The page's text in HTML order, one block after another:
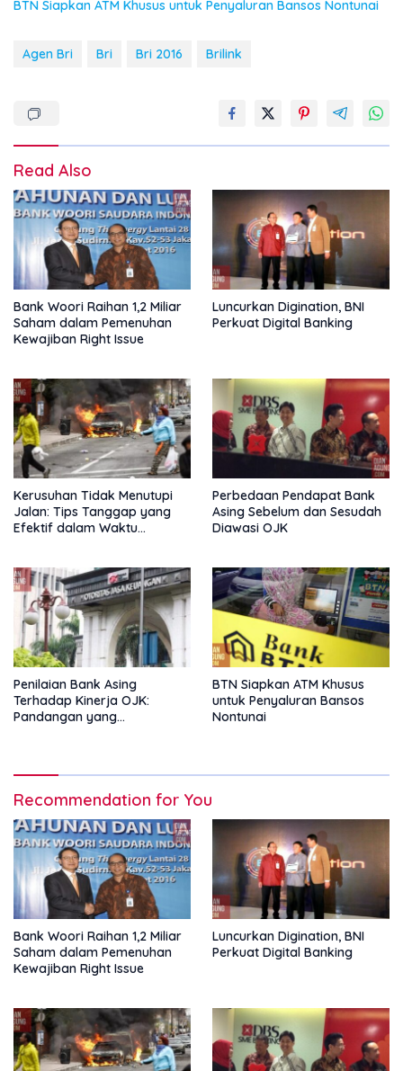
BTN Siapkan ATM Khusus untuk Penyaluran Bansos Nontunai
Agen Bri Bri Bri 2016 Brilink
Read Also
Bank Woori Raihan 1,2 Miliar
Saham dalam Pemenuhan
Kewajiban Right Issue
Luncurkan Digination, BNI
Perkuat Digital Banking
Kerusuhan Tidak Menutupi
Jalan: Tips Tanggap yang
Efektif dalam Waktu
Perbedaan Pendapat Bank
Asing Sebelum dan Sesudah
Diawasi OJK
Penilaian Bank Asing
Terhadap Kinerja OJK:
Pandangan yang
BTN Siapkan ATM Khusus
untuk Penyaluran Bansos
Nontunai
Recommendation for You
Bank Woori Raihan 1,2 Miliar
Saham dalam Pemenuhan
Kewajiban Right Issue
Luncurkan Digination, BNI
Perkuat Digital Banking